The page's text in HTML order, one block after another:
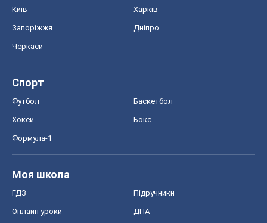
Київ Харків
Запоріжжя Дніпро
Черкаси
Спорт
Футбол Баскетбол
Хокей Бокс
Формула-1
Моя школа
ГДЗ Підручники
Онлайн уроки ДПА